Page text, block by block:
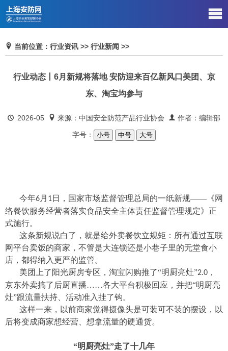
当前位置：行业资讯 >> 行业新闻 >>
行业动态丨6月新规将落地 安防迎来百亿新风口美团、京
东、淘宝均参与
2026-05 来源：中国安全防范产品行业协会 作者：编辑部
字号： 小号 中号 大号
今年6月 1日，国家市场监督管理总局的一纸新规——《网
络餐饮服务经营者落实食品安全主体责任监督管理规定》正
式施行。
这条新规说白了，就是给外卖餐饮立规矩：所有通过互联
网平台卖饭的商家，不管是大连锁还是小巷子里的无堂食小
店，都得纳入更严的监管。
美团上了阳光厨房专区，淘宝闪购推了“明厨亮灶”2.0 ，
京东外卖搞了后厨直播……各大平台积极回应，并把“明厨亮
灶”跟流量扶持、活动准入挂了钩。
这样一来，以前商家觉得摄像头是可装可不装的摆设，以
后将变成商家想经营、想拿流量的硬通货。
“明厨亮灶”走了十几年